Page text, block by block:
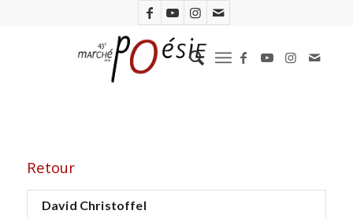
Retour
David Christoffel